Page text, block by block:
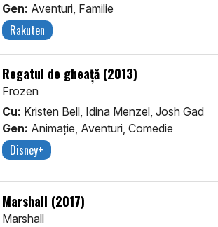
Gen: Aventuri, Familie
Rakuten
Regatul de gheață (2013)
Frozen
Cu: Kristen Bell, Idina Menzel, Josh Gad
Gen: Animaţie, Aventuri, Comedie
Disney+
Marshall (2017)
Marshall